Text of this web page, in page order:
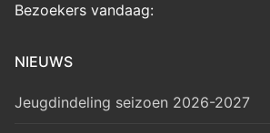
Bezoekers vandaag:
NIEUWS
Jeugdindeling seizoen 2026-2027